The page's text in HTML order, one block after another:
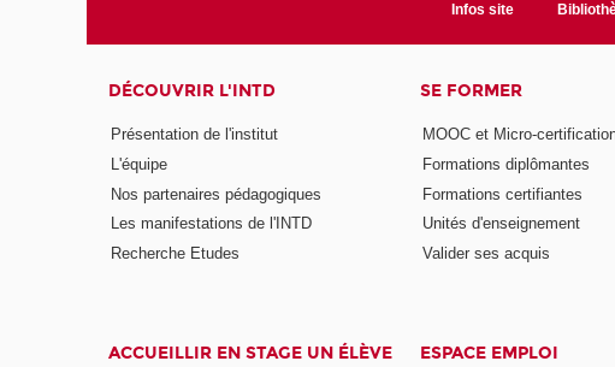
Infos site
DÉCOUVRIR L'INTD
Présentation de l'institut
L'équipe
Nos partenaires pédagogiques
Les manifestations de l'INTD
Recherche Etudes
SE FORMER
MOOC et Micro-
Formations diplômantes
Formations certifiantes
Unités d'enseignement
Valider ses acquis
ACCUEILLIR EN STAGE UN ÉLÈVE ESPACE EMPLOI